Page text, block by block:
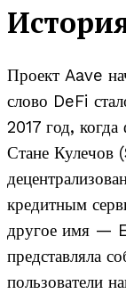
Проект Aave
слово DeFi
2017 год,
Стане Кулечов
кредитным
другое имя —
представляла
пользователи